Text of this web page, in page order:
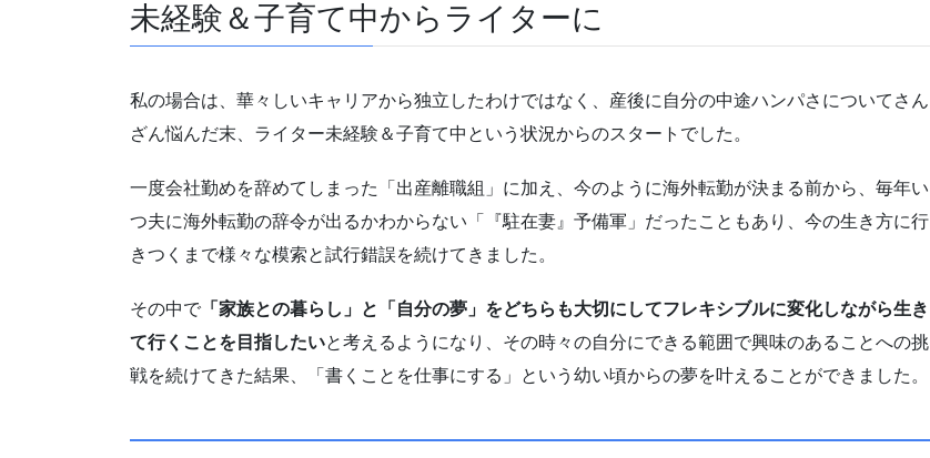
未経験＆子育て中からライターに
私の場合は、華々しいキャリアから独立したわけではなく、産後に自分の中途ハンパさについてさん
ざん悩んだ末、ライター未経験＆子育て中という状況からのスタートでした。
一度会社勤めを辞めてしまった「出産離職組」に加え、今のように海外転勤が決まる前から、毎年い
つ夫に海外転勤の辞令が出るかわからない「『駐在妻』予備軍」だったこともあり、今の生き方に行
きつくまで様々な模索と試行錯誤を続けてきました。
その中で 「家族との暮らし」と「自分の夢」をどちらも大切にしてフレキシブルに変化しながら生き
て行くことを目指したいと考えるようになり、その時々の自分にできる範囲で興味のあることへの挑
戦を続けてきた結果、「書くことを仕事にする」という幼い頃からの夢を叶えることができました。